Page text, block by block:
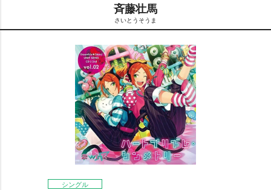
M
t
e
斉藤壮馬
さいとうそうま
シングル